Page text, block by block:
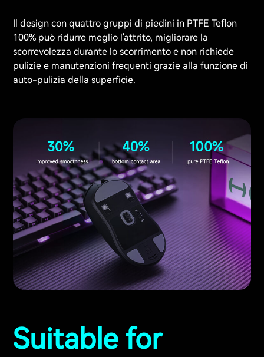
Il design con quattro gruppi di piedini in PTFE Teflon
100% può ridurre meglio l'attrito, migliorare la
scorrevolezza durante lo scorrimento e non richiede
pulizie e manutenzioni frequenti grazie alla funzione di
auto-pulizia della superficie.
Suitable for